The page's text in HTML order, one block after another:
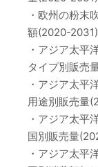
・欧州の粉末
額(2020-2031)
・アジア太平
タイプ別販売
・アジア太平
用途別販売量
・アジア太平
国別販売量
・アジア太平